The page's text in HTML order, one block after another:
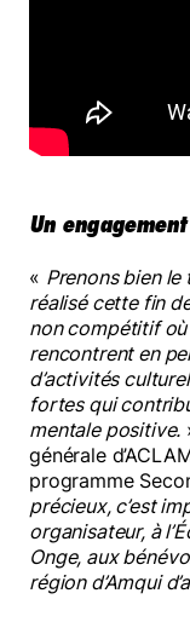
Un
« Prenons bien le
réalisé cette fin
non compétitif où
rencontrent en
d’activités
fortes qui
mentale positive.
générale
programme
précieux, c’est
organisateur, à
Onge, aux
région d’Amqui